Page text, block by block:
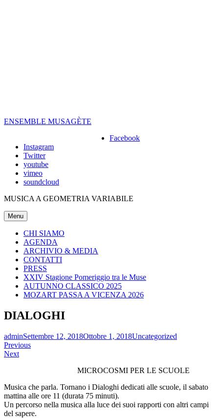
ENSEMBLE MUSAGÈTE
Facebook
Instagram
Twitter
youtube
vimeo
soundcloud
MUSICA A GEOMETRIA VARIABILE
Menu
CHI SIAMO
AGENDA
ARCHIVIO & MEDIA
CONTATTI
PRESS
XXIV Stagione Pomeriggio tra le Muse
AUTUNNO CLASSICO 2025
MOZART PASSA A VICENZA 2026
DIALOGHI
adminSettembre 12, 2018Ottobre 1, 2018Uncategorized
Navigazione
articoli
Previous
Next
MICROCOSMI PER LE SCUOLE
Musica che parla. Tornano i Dialoghi dedicati alle scuole, il sabato
mattina alle ore 11 (durata 75 minuti).
Un percorso nella musica alla luce dei suoi rapporti con altri campi
del sapere.